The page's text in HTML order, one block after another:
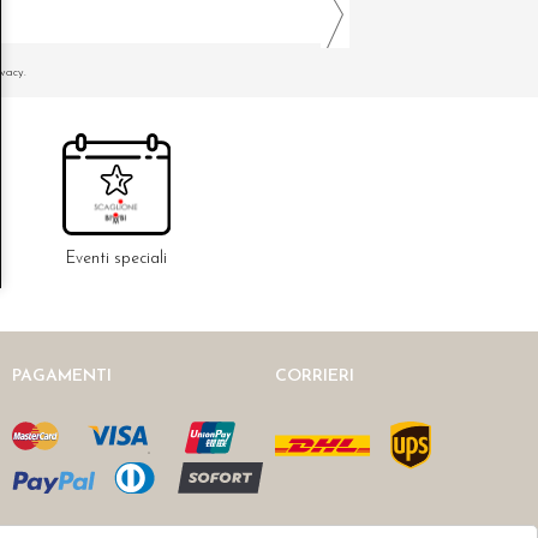
Eventi speciali
PAGAMENTI CORRIERI